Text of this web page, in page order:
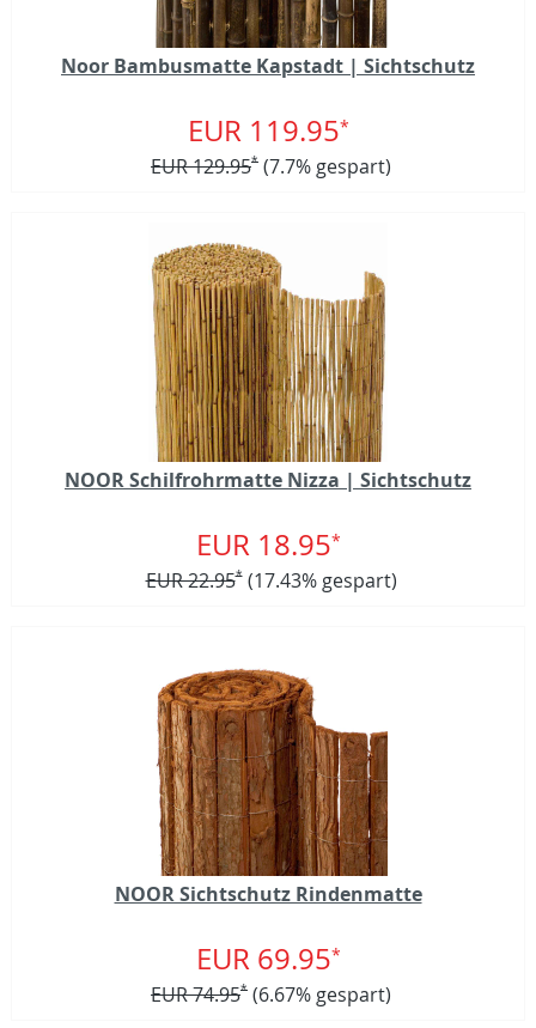
Noor Bambusmatte Kapstadt | Sichtschutz
EUR 119.95*
EUR 129.95* (7.7% gespart)
NOOR Schilfrohrmatte Nizza | Sichtschutz
EUR 18.95*
EUR 22.95* (17.43% gespart)
NOOR Sichtschutz Rindenmatte
EUR 69.95*
EUR 74.95* (6.67% gespart)